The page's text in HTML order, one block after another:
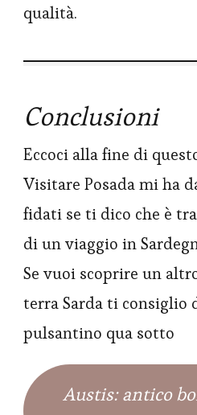
qualità.
Conclusioni
Eccoci alla fine di
Visitare Posada mi ha
fidati se ti dico che è
di un viaggio in
Se vuoi scoprire un
terra Sarda ti consiglio
pulsantino qua sotto
Austis: antico